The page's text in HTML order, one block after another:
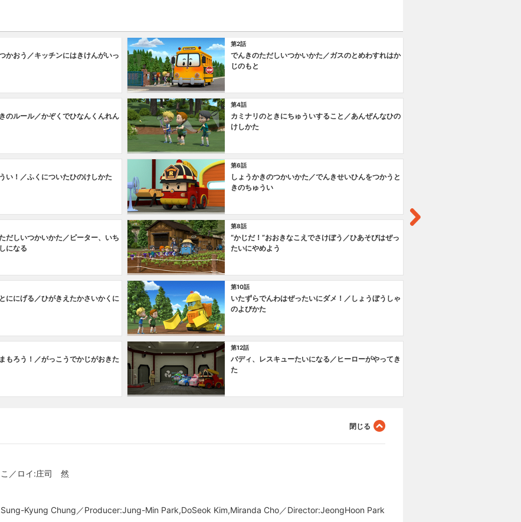
かおう／キッチンにはきけんがいっ
第2話
でんきのただしいつかいかた／ガスのとめわすれはか
じのもと
のルール／かぞくでひなんくんれん
第4話
カミナリのときにちゅういすること／あんぜんなひの
けしかた
い！／ふくについたひのけしかた
第6話
しょうかきのつかいかた／でんきせいひんをつかうと
きのちゅうい
だしいつかいかた／ピーター、いち
になる
第8話
“かじだ！”おおきなこえでさけぼう／ひあそびはぜっ
たいにやめよう
ににげる／ひがきえたかさいかくに
第10話
いたずらでんわはぜったいにダメ！／しょうぼうしゃ
のよびかた
もろう！／がっこうでかじがおきた
第12話
バディ、レスキューたいになる／ヒーローがやってき
た
こ／ロイ:庄司 然
Kyung Chung／Producer:Jung-Min Park,DoSeok Kim,Miranda Cho／Director:JeongHoon Park